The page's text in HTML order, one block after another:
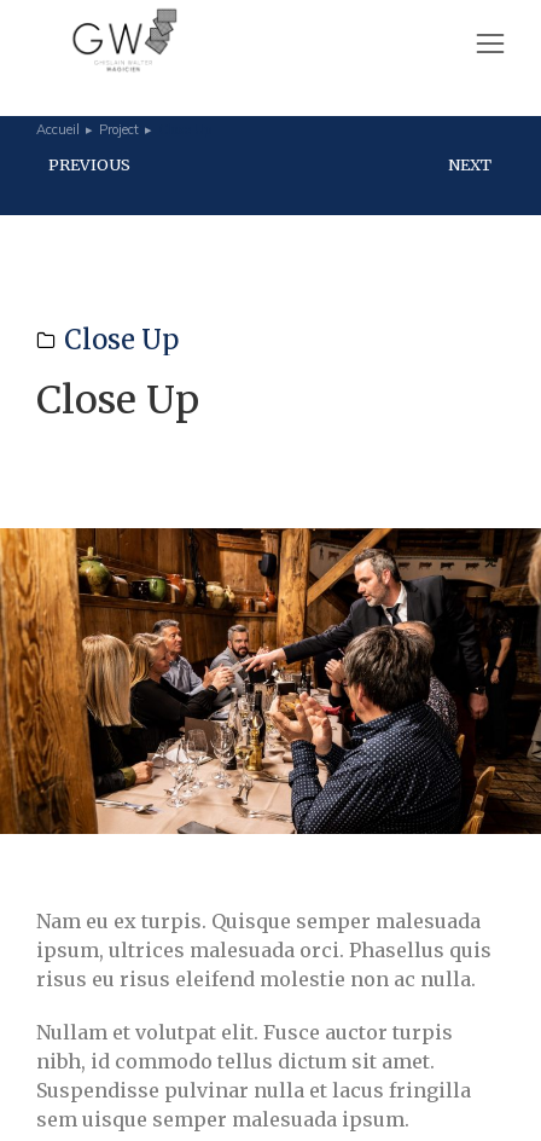
Vous êtes ici :
Accueil Project
PREVIOUS NEXT
Close Up
Close Up
Nam eu ex turpis. Quisque semper malesuada
ipsum, ultrices malesuada orci. Phasellus quis
risus eu risus eleifend molestie non ac nulla.
Nullam et volutpat elit. Fusce auctor turpis
nibh, id commodo tellus dictum sit amet.
Suspendisse pulvinar nulla et lacus fringilla
sem uisque semper malesuada ipsum.